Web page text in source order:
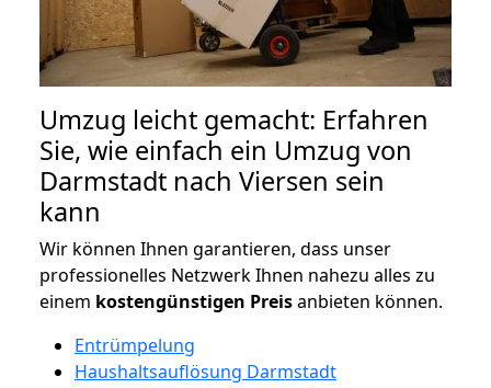
Umzug leicht gemacht: Erfahren
Sie, wie einfach ein Umzug von
Darmstadt nach Viersen sein
kann
Wir können Ihnen garantieren, dass unser
professionelles Netzwerk Ihnen nahezu alles zu
einem kostengünstigen Preisanbieten können.
Entrümpelung
Haushaltsauflösung Darmstadt